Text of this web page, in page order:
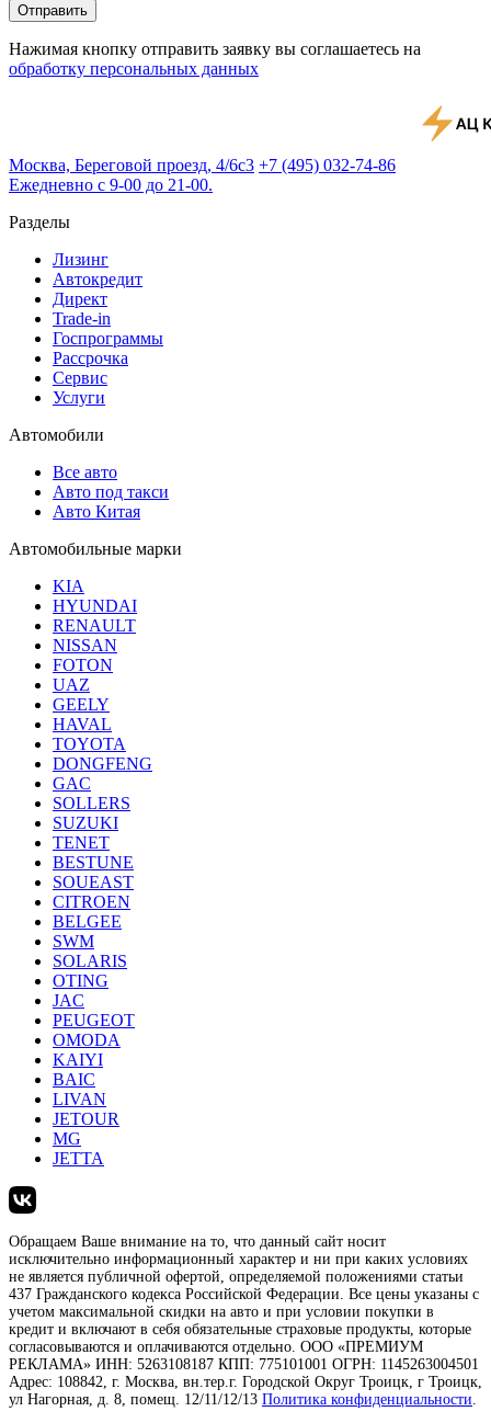
Отправить
Нажимая кнопку отправить заявку вы соглашаетесь на
обработку персональных данных
Москва, Береговой проезд, 4/6с3 +7 (495) 032-74-86
Ежедневно с 9-00 до 21-00.
Разделы
Лизинг
Автокредит
Директ
Trade-in
Госпрограммы
Рассрочка
Сервис
Услуги
Автомобили
Все авто
Авто под такси
Авто Китая
Автомобильные марки
KIA
HYUNDAI
RENAULT
NISSAN
FOTON
UAZ
GEELY
HAVAL
TOYOTA
DONGFENG
GAC
SOLLERS
SUZUKI
TENET
BESTUNE
SOUEAST
CITROEN
BELGEE
SWM
SOLARIS
OTING
JAC
PEUGEOT
OMODA
KAIYI
BAIC
LIVAN
JETOUR
MG
JETTA
Обращаем Ваше внимание на то, что данный сайт носит
исключительно информационный характер и ни при каких условиях
не является публичной офертой, определяемой положениями статьи
437 Гражданского кодекса Российской Федерации. Все цены указаны с
учетом максимальной скидки на авто и при условии покупки в
кредит и включают в себя обязательные страховые продукты, которые
согласовываются и оплачиваются отдельно. ООО «ПРЕМИУМ
РЕКЛАМА» ИНН: 5263108187 КПП: 775101001 ОГРН: 1145263004501
Адрес: 108842, г. Москва, вн.тер.г. Городской Округ Троицк, г Троицк,
ул Нагорная, д. 8, помещ. 12/11/12/13 Политика конфиденциальности